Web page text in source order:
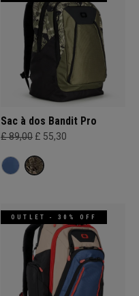
Sac à dos Bandit Pro
£ 89,00 £ 55,30
OUTLET - 30% OFF